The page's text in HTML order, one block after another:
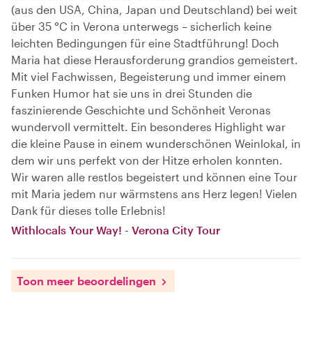
(aus den USA, China, Japan und Deutschland) bei weit
über 35 °C in Verona unterwegs – sicherlich keine
leichten Bedingungen für eine Stadtführung! Doch
Maria hat diese Herausforderung grandios gemeistert.
Mit viel Fachwissen, Begeisterung und immer einem
Funken Humor hat sie uns in drei Stunden die
faszinierende Geschichte und Schönheit Veronas
wundervoll vermittelt. Ein besonderes Highlight war
die kleine Pause in einem wunderschönen Weinlokal, in
dem wir uns perfekt von der Hitze erholen konnten.
Wir waren alle restlos begeistert und können eine Tour
mit Maria jedem nur wärmstens ans Herz legen! Vielen
Dank für dieses tolle Erlebnis!
Withlocals Your Way! - Verona City Tour
Toon meer beoordelingen